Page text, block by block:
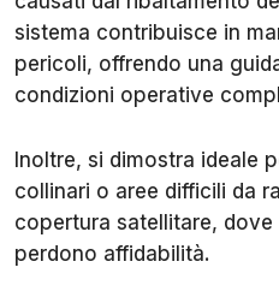
sistema contribuisce in
pericoli, offrendo una
condizioni operative
Inoltre, si dimostra ideale
collinari o aree difficili da
copertura satellitare,
perdono affidabilità.